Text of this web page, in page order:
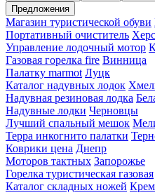
Предложения
Магазин туристической обуви
Портативный очиститель
Управление лодочный мотор
Газовая горелка fire Винница
Палатку marmot Луцк
Каталог надувных лодок
Надувная резиновая лодка
Надувные лодки Черновцы
Лучший спальный мешок
Терра инкогнито палатки
Коврики цена Днепр
Моторов тактных Запорожье
Горелка туристическая газовая
Каталог складных ножей